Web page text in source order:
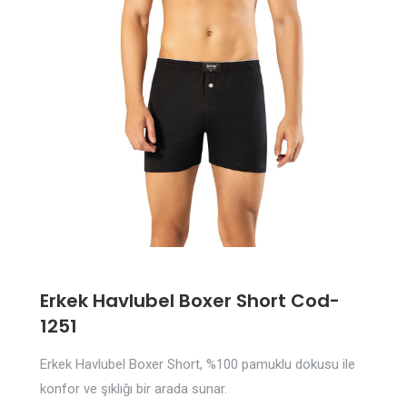
Erkek Havlubel Boxer Short Cod-
1251
Erkek Havlubel Boxer Short, %100 pamuklu dokusu ile
konfor ve şıklığı bir arada sunar.